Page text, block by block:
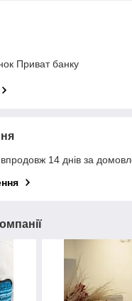
Приват банку
14 днів за